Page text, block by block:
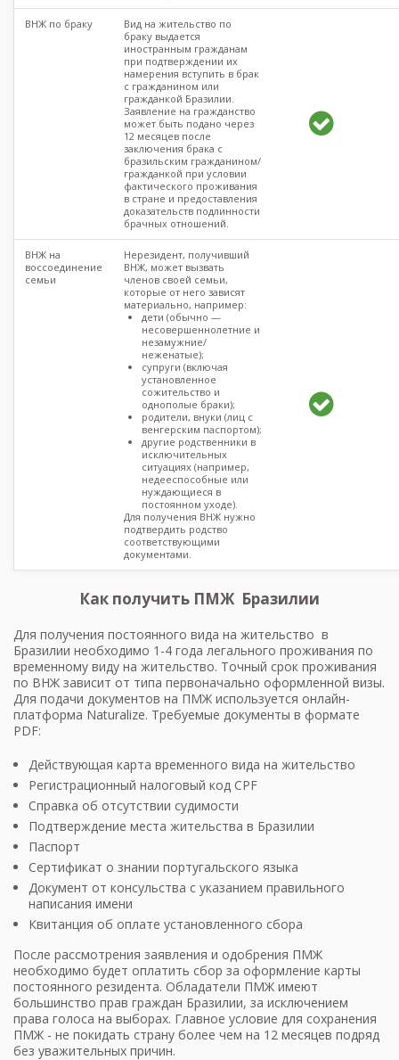
ВНЖ по браку
Вид на жительство по
браку выдается
иностранным гражданам
при подтверждении их
намерения вступить в брак
с гражданином или
гражданкой Бразилии.
Заявление на гражданство
может быть подано через
12 месяцев после
заключения брака с
бразильским гражданином/
гражданкой при условии
фактического проживания
в стране и предоставления
доказательств подлинности
брачных отношений.
ВНЖ на
воссоединение
семьи
Нерезидент, получивший
ВНЖ, может вызвать
членов своей семьи,
которые от него зависят
материально, например:
дети (обычно —
несовершеннолетние и
незамужние/
неженатые);
супруги (включая
установленное
сожительство и
однополые браки);
родители, внуки (лиц с
венгерским паспортом);
другие родственники в
исключительных
ситуациях (например,
недееспособные или
нуждающиеся в
постоянном уходе).
Для получения ВНЖ нужно
подтвердить родство
соответствующими
документами.
Как получить ПМЖ Бразилии
Для получения постоянного вида на жительство в
Бразилии необходимо 1-4 года легального проживания по
временному виду на жительство. Точный срок проживания
по ВНЖ зависит от типа первоначально оформленной визы.
Для подачи документов на ПМЖ используется онлайн-
платформа Naturalize. Требуемые документы в формате
PDF:
Действующая карта временного вида на жительство
Регистрационный налоговый код CPF
Справка об отсутствии судимости
Подтверждение места жительства в Бразилии
Паспорт
Сертификат о знании португальского языка
Документ от консульства с указанием правильного
написания имени
Квитанция об оплате установленного сбора
После рассмотрения заявления и одобрения ПМЖ
необходимо будет оплатить сбор за оформление карты
постоянного резидента. Обладатели ПМЖ имеют
большинство прав граждан Бразилии, за исключением
права голоса на выборах. Главное условие для сохранения
ПМЖ - не покидать страну более чем на 12 месяцев подряд
без уважительных причин.